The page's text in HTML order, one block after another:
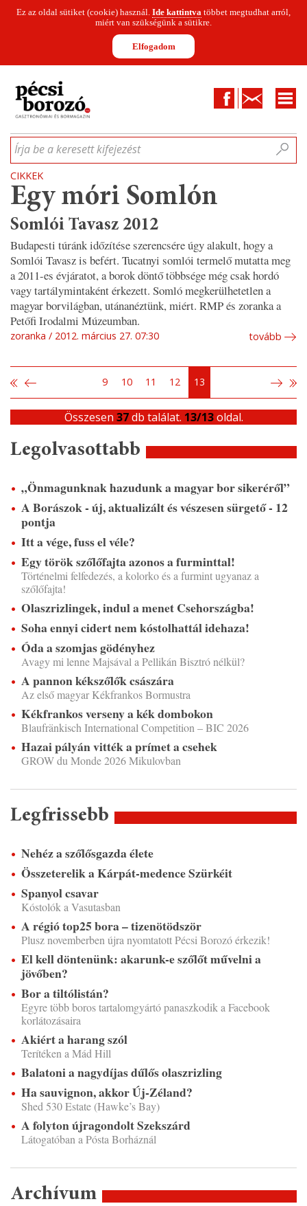
Ez az oldal sütiket (cookie) használ. Ide kattintva többet megtudhat arról,
miért van szükségünk a sütikre.
Elfogadom
FacebookKapcsolat
CIKKEKHÍREKINFOGRAFIKÁKMUNKATÁRSAKWINESOFA
Írja be a keresett kifejezést
CIKKEK
Egy móri Somlón
Somlói Tavasz 2012
Budapesti túránk időzítése szerencsére úgy alakult, hogy a
Somlói Tavasz is befért. Tucatnyi somlói termelő mutatta meg
a 2011-es évjáratot, a borok döntő többsége még csak hordó
vagy tartálymintaként érkezett. Somló megkerülhetetlen a
magyar borvilágban, utánanéztünk, miért. RMP és zoranka a
Petőfi Irodalmi Múzeumban.
zoranka 2012. március 27. 07:30 tovább
9 10 11 12 13
Összesen 37db találat. 13/13oldal.
Legolvasottabb
„Önmagunknak hazudunk a magyar bor sikeréről”
A Borászok - új, aktualizált és vészesen sürgető - 12
pontja
Itt a vége, fuss el véle?
Egy török szőlőfajta azonos a furminttal!
Történelmi felfedezés, a kolorko és a furmint ugyanaz a
szőlőfajta!
Olaszrizlingek, indul a menet Csehországba!
Soha ennyi cidert nem kóstolhattál idehaza!
Óda a szomjas gödényhez
Avagy mi lenne Majsával a Pellikán Bisztró nélkül?
A pannon kékszőlők császára
Az első magyar Kékfrankos Bormustra
Kékfrankos verseny a kék dombokon
Blaufränkisch International Competition – BIC 2026
Hazai pályán vitték a prímet a csehek
GROW du Monde 2026 Mikulovban
Legfrissebb
Nehéz a szőlősgazda élete
Összeterelik a Kárpát-medence Szürkéit
Spanyol csavar
Kóstolók a Vasutasban
A régió top25 bora – tizenötödször
Plusz novemberben újra nyomtatott Pécsi Borozó érkezik!
El kell döntenünk: akarunk-e szőlőt művelni a
jövőben?
Bor a tiltólistán?
Egyre több boros tartalomgyártó panaszkodik a Facebook
korlátozásaira
Akiért a harang szól
Terítéken a Mád Hill
Balatoni a nagydíjas dűlős olaszrizling
Ha sauvignon, akkor Új-Zéland?
Shed 530 Estate (Hawke’s Bay)
A folyton újragondolt Szekszárd
Látogatóban a Pósta Borháznál
Archívum